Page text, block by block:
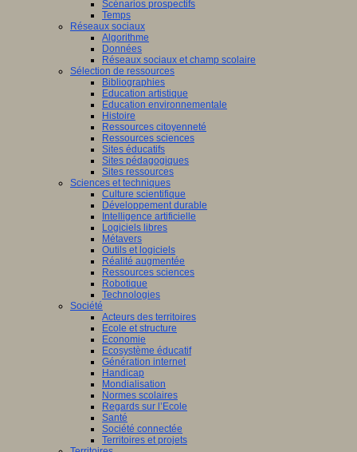
Scénarios prospectifs
Temps
Réseaux sociaux
Algorithme
Données
Réseaux sociaux et champ scolaire
Sélection de ressources
Bibliographies
Education artistique
Education environnementale
Histoire
Ressources citoyenneté
Ressources sciences
Sites éducatifs
Sites pédagogiques
Sites ressources
Sciences et techniques
Culture scientifique
Développement durable
Intelligence artificielle
Logiciels libres
Métavers
Outils et logiciels
Réalité augmentée
Ressources sciences
Robotique
Technologies
Société
Acteurs des territoires
Ecole et structure
Economie
Ecosystème éducatif
Génération internet
Handicap
Mondialisation
Normes scolaires
Regards sur l’Ecole
Santé
Société connectée
Territoires et projets